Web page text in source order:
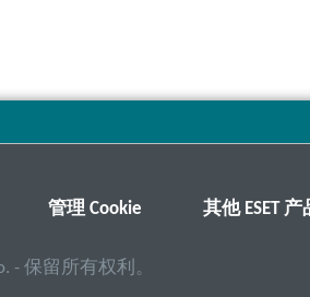
管理 Cookie 其他 ESET 产
- 保留所有权利。